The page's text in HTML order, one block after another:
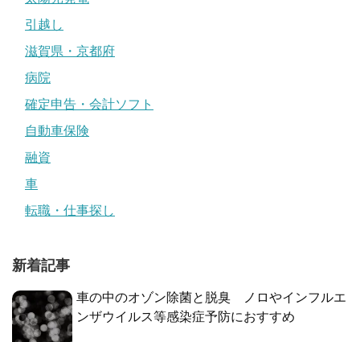
引越し
滋賀県・京都府
病院
確定申告・会計ソフト
自動車保険
融資
車
転職・仕事探し
新着記事
車の中のオゾン除菌と脱臭 ノロやインフルエ
ンザウイルス等感染症予防におすすめ